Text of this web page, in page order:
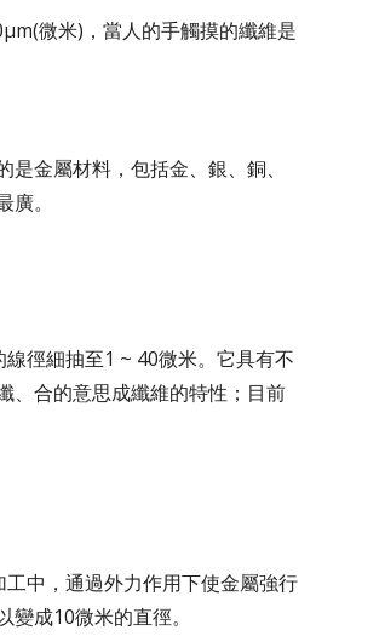
微米)，當人的手觸摸的纖維是
金屬材料，包括金、銀、銅、
。
徑細抽至1 ~ 40微米。它具有不
、合的意思成纖維的特性；目前
中，通過外力作用下使金屬強行
成10微米的直徑。